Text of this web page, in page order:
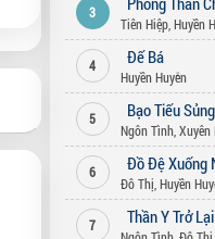
3
Tiên Hiệp, Huyền
4 Đế Bá
Huyền Huyễn
5
Ngôn Tình, Xuyên
6 Đồ Đệ Xuống
Đô Thị Huyền
7 Thần Y Trở Lại